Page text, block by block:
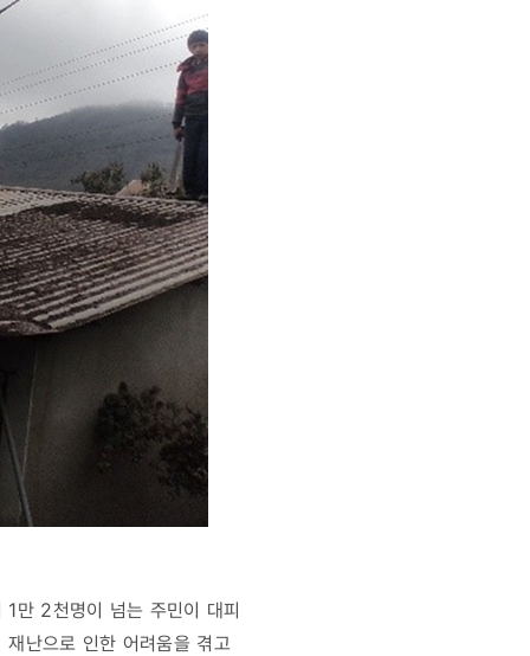
만 2천명이 넘는 주민이 대피
난으로 인한 어려움을 겪고